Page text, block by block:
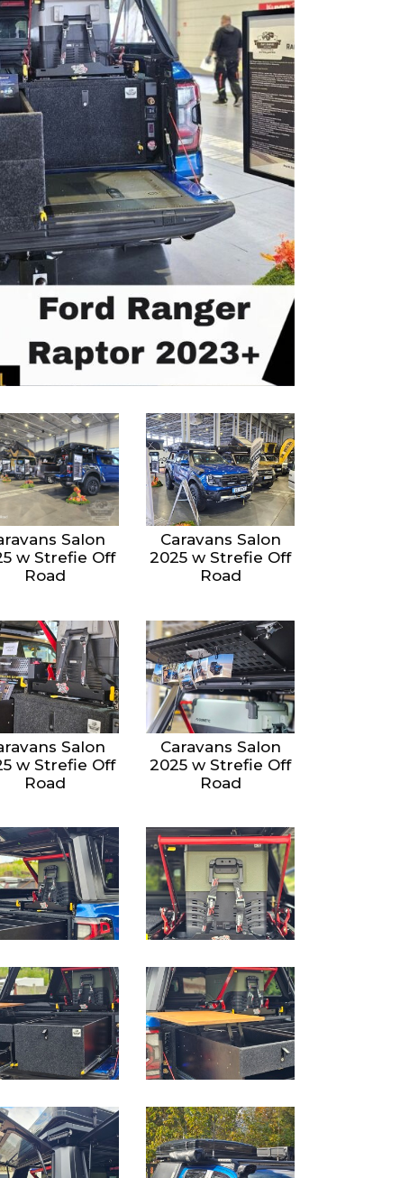
Salon
w Strefie Off
Road
Caravans Salon
2025 w Strefie Off
Road
Salon
w Strefie Off
Road
Caravans Salon
2025 w Strefie Off
Road